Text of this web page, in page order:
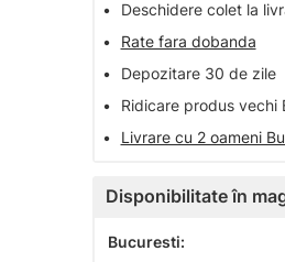
•
Deschidere colet la
•
Rate fara dobanda
•
Depozitare 30 de zile
•
Ridicare produs vechi
•
Livrare cu 2 oameni
Disponibilitate în
Bucuresti: